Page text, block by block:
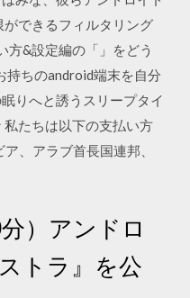
できるフィルタリング
方&設定編の「」をどう
持ちのandroid端末を自分
りへと誘うスリープタイ
たちは以下の支払い方
、アラブ首長国連邦、
）アンドロ
トラ』を公